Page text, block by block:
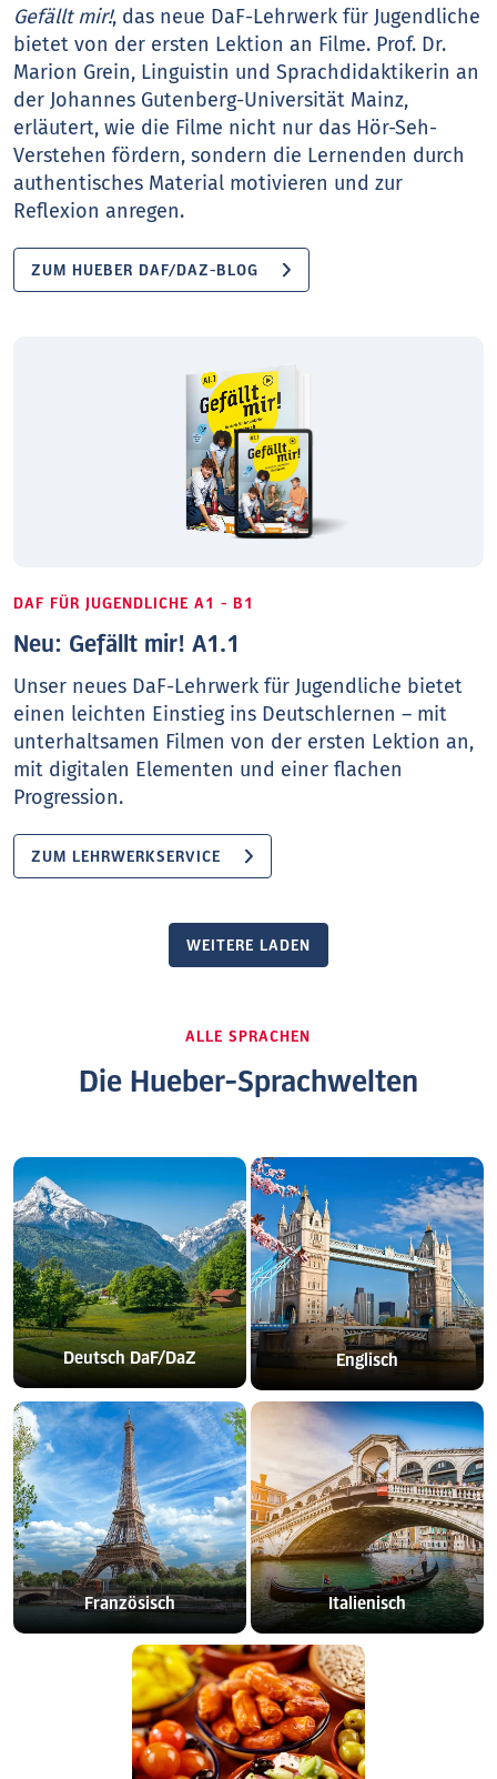
Gefällt mir!, das neue DaF-Lehrwerk für Jugendliche
bietet von der ersten Lektion an Filme. Prof. Dr.
Marion Grein, Linguistin und Sprachdidaktikerin an
der Johannes Gutenberg-Universität Mainz,
erläutert, wie die Filme nicht nur das Hör-Seh-
Verstehen fördern, sondern die Lernenden durch
authentisches Material motivieren und zur
Reflexion anregen.
ZUM HUEBER DAF/DAZ-BLOG
DAF FÜR JUGENDLICHE A1 - B1
Neu: Gefällt mir! A1.1
Unser neues DaF-Lehrwerk für Jugendliche bietet
einen leichten Einstieg ins Deutschlernen – mit
unterhaltsamen Filmen von der ersten Lektion an,
mit digitalen Elementen und einer flachen
Progression.
ZUM LEHRWERKSERVICE
WEITERE LADEN
ALLE SPRACHEN
Die Hueber-Sprachwelten
Deutsch DaF/DaZ Englisch
Französisch Italienisch